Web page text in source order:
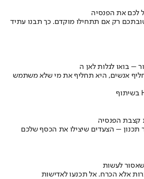
לכם את הפנסיה
רק אם תתחילו מוקדם. כך תבנו עתיד
אנשים, היא תחליף את מי שלא משתמש
קצבת הפנסיה
תכנון – הצעדים שיצילו את הכסף שלכם
לעשות
אלא הכרח. אל תכנעו לאדישות